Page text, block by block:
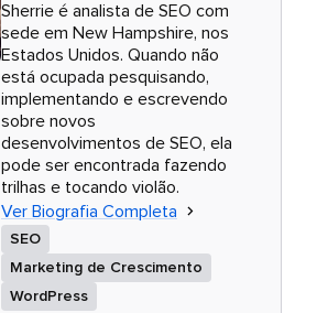
Sherrie é analista de SEO com
sede em New Hampshire, nos
Estados Unidos. Quando não
está ocupada pesquisando,
implementando e escrevendo
sobre novos
desenvolvimentos de SEO, ela
pode ser encontrada fazendo
trilhas e tocando violão.
Ver Biografia Completa
SEO
Marketing de Crescimento
WordPress